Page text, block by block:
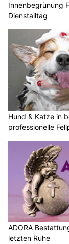
Innenbegrünung
Dienstalltag
Hund & Katze in
professionelle
ADORA
letzten Ruhe